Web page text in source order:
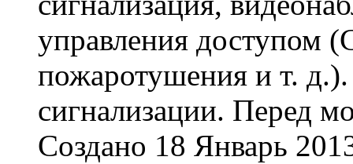
управления доступом
пожаротушения и т.
сигнализации. Перед
Создано 18 Январь